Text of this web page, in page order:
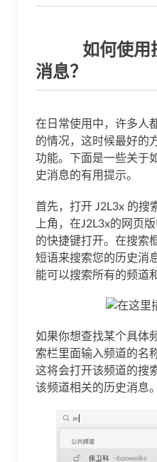
如何使用搜
消息？
在日常使用中，许多人
的情况，这时候最好的
功能。下面是一些关于
史消息的有用提示。
首先，打开 J2L3x 的搜
上角，在J2L3x的网页
的快捷键打开。在搜索
短语来搜索您的历史消
能可以搜索所有的频道
如果你想查找某个具体
索栏里面输入频道的名
这将会打开该频道的搜
该频道相关的历史消息。